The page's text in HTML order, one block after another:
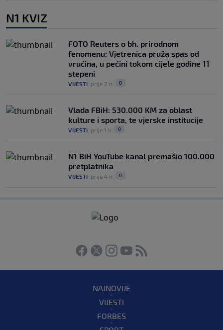
N1 KVIZ
FOTO Reuters o bh. prirodnom
fenomenu: Vjetrenica pruža spas od
vrućina, u pećini tokom cijele godine 11
stepeni
VIJESTI prije 2 h 0
Vlada FBiH: 530.000 KM za oblast
kulture i sporta, te vjerske institucije
VIJESTI prije 1 h 0
N1 BiH YouTube kanal premašio 100.000
pretplatnika
VIJESTI prije 4 h 0
NAJNOVIJE
VIJESTI
FORBES